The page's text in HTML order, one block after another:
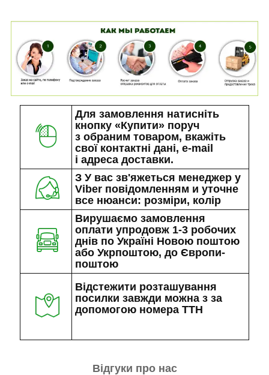
Для замовлення натисніть
кнопку «Купити» поруч
з обраним товаром, вкажіть
свої контактні дані, e-mail
і адреса доставки.
З У вас зв'яжеться менеджер у
Viber повідомленням и уточне
все нюанси: розміри, колір
Вирушаємо замовлення
оплати упродовж 1-3 робочих
днів по Україні Новою поштою
або Укрпоштою, до Європи-
поштою
Відстежити розташування
посилки завжди можна з за
допомогою номера ТТН
Відгуки про нас